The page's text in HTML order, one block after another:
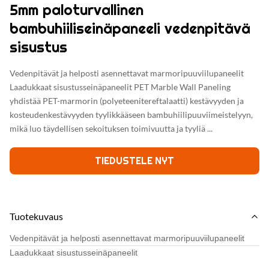
5mm paloturvallinen
bambuhiiliseinäpaneeli vedenpitävä
sisustus
Vedenpitävät ja helposti asennettavat marmoripuuviilupaneelit
Laadukkaat sisustusseinäpaneelit PET Marble Wall Paneling
yhdistää PET-marmorin (polyeteenitereftalaatti) kestävyyden ja
kosteudenkestävyyden tyylikkääseen bambuhiilipuuviimeistelyyn,
mikä luo täydellisen sekoituksen toimivuutta ja tyyliä ...
TIEDUSTELE NYT
Tuotekuvaus
Vedenpitävät ja helposti asennettavat marmoripuuviilupaneelit
Laadukkaat sisustusseinäpaneelit